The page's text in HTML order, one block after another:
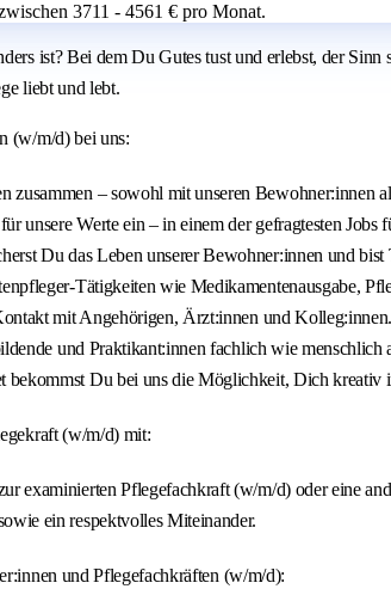
3711 - 4561 € pro Monat.
ist? Bei dem Du Gutes tust und erlebst, der
liebt und lebt.
(w/m/d) bei uns:
zusammen – sowohl mit unseren Bewohner:innen
unsere Werte ein – in einem der gefragtesten Jobs
Du das Leben unserer Bewohner:innen und
Tätigkeiten wie Medikamentenausgabe,
mit Angehörigen, Ärzt:innen und Kolleg:innen.
und Praktikant:innen fachlich wie menschlich
bekommst Du bei uns die Möglichkeit, Dich kreativ
(w/m/d) mit:
examinierten Pflegefachkraft (w/m/d) oder eine
ein respektvolles Miteinander.
und Pflegefachkräften (w/m/d):